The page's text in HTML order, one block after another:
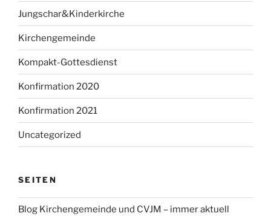
Jungschar&Kinderkirche
Kirchengemeinde
Kompakt-Gottesdienst
Konfirmation 2020
Konfirmation 2021
Uncategorized
SEITEN
Blog Kirchengemeinde und CVJM – immer aktuell